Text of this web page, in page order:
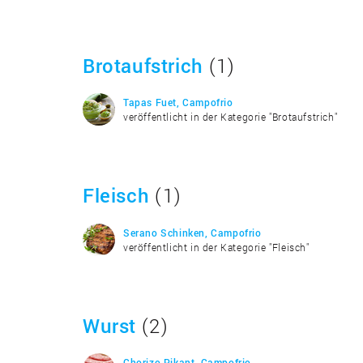
Brotaufstrich (1)
Tapas Fuet, Campofrio
veröffentlicht in der Kategorie "Brotaufstrich"
Fleisch (1)
Serano Schinken, Campofrio
veröffentlicht in der Kategorie "Fleisch"
Wurst (2)